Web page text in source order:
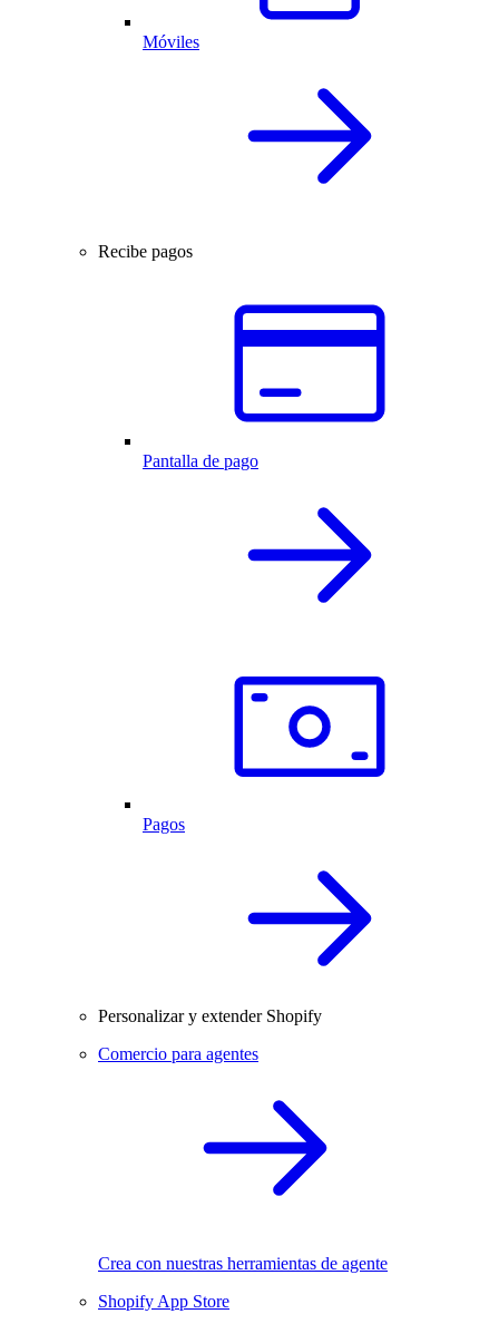
Móviles
Recibe pagos
Pantalla de pago
Pagos
Personalizar y extender Shopify
Comercio para agentes
Crea con nuestras herramientas de agente
Shopify App Store